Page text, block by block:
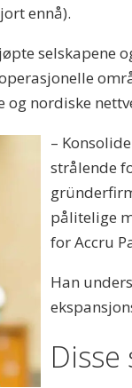
ennå).
selskapene
og nordiske
–
strålende
pålitelige
for Accru
Han